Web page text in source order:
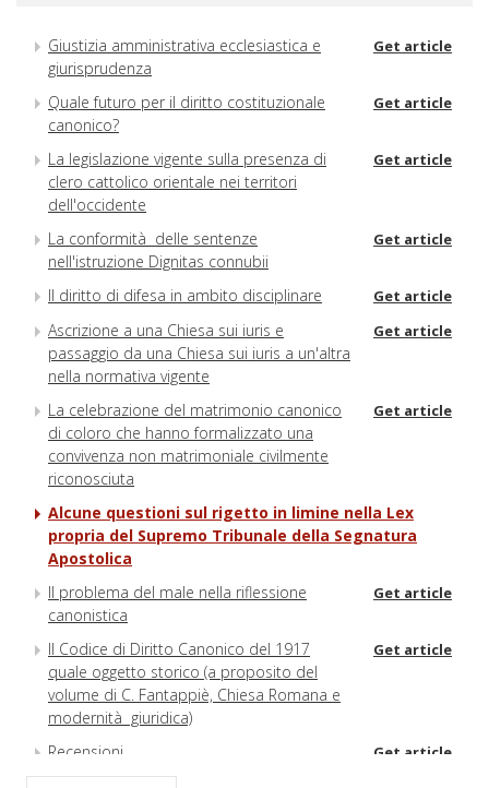
Giustizia amministrativa ecclesiastica e
giurisprudenza
Get article
Quale futuro per il diritto costituzionale
canonico?
Get article
La legislazione vigente sulla presenza di
clero cattolico orientale nei territori
dell'occidente
Get article
La conformità delle sentenze
nell'istruzione Dignitas connubii
Get article
Il diritto di difesa in ambito disciplinare Get article
Ascrizione a una Chiesa sui iuris e
passaggio da una Chiesa sui iuris a un'altra
nella normativa vigente
Get article
La celebrazione del matrimonio canonico
di coloro che hanno formalizzato una
convivenza non matrimoniale civilmente
riconosciuta
Get article
Alcune questioni sul rigetto in limine nella Lex
propria del Supremo Tribunale della Segnatura
Apostolica
Il problema del male nella riflessione
canonistica
Get article
Il Codice di Diritto Canonico del 1917
quale oggetto storico (a proposito del
volume di C. Fantappiè, Chiesa Romana e
modernità giuridica)
Get article
Recensioni Get article